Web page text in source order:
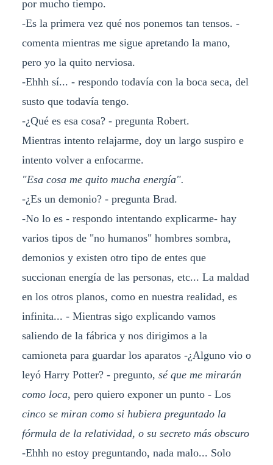
por mucho tiempo.
-Es la primera vez qué nos ponemos tan tensos. -
comenta mientras me sigue apretando la mano,
pero yo la quito nerviosa.
-Ehhh sí... - respondo todavía con la boca seca, del
susto que todavía tengo.
-¿Qué es esa cosa? - pregunta Robert.
Mientras intento relajarme, doy un largo suspiro e
intento volver a enfocarme.
"Esa cosa me quito mucha energía".
-¿Es un demonio? - pregunta Brad.
-No lo es - respondo intentando explicarme- hay
varios tipos de "no humanos" hombres sombra,
demonios y existen otro tipo de entes que
succionan energía de las personas, etc... La maldad
en los otros planos, como en nuestra realidad, es
infinita... - Mientras sigo explicando vamos
saliendo de la fábrica y nos dirigimos a la
camioneta para guardar los aparatos -¿Alguno vio o
leyó Harry Potter? - pregunto, sé que me mirarán
como loca, pero quiero exponer un punto - Los
cinco se miran como si hubiera preguntado la
fórmula de la relatividad, o su secreto más obscuro
-Ehhh no estoy preguntando, nada malo... Solo